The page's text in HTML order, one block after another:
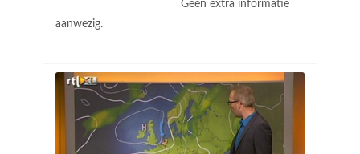
Geen extra informatie
aanwezig.